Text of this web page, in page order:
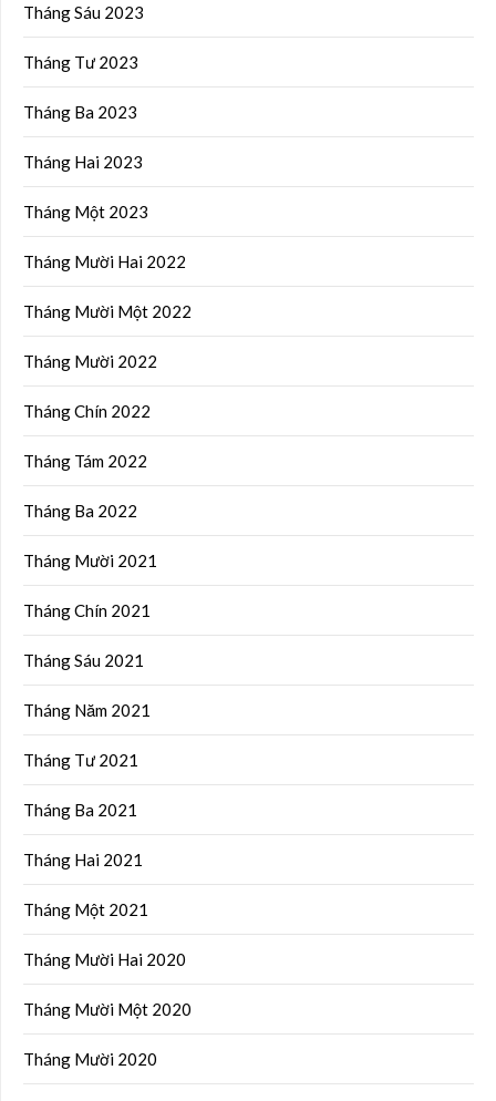
Tháng Sáu 2023
Tháng Tư 2023
Tháng Ba 2023
Tháng Hai 2023
Tháng Một 2023
Tháng Mười Hai 2022
Tháng Mười Một 2022
Tháng Mười 2022
Tháng Chín 2022
Tháng Tám 2022
Tháng Ba 2022
Tháng Mười 2021
Tháng Chín 2021
Tháng Sáu 2021
Tháng Năm 2021
Tháng Tư 2021
Tháng Ba 2021
Tháng Hai 2021
Tháng Một 2021
Tháng Mười Hai 2020
Tháng Mười Một 2020
Tháng Mười 2020